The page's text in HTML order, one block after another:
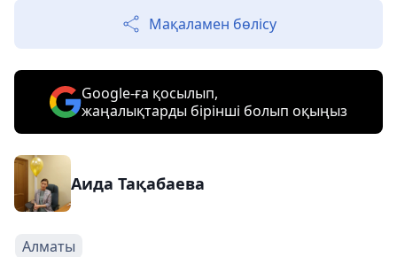
Мақаламен бөлісу
Google-ға қосылып,
жаңалықтарды бірінші болып оқыңыз
Аида Тақабаева
Алматы